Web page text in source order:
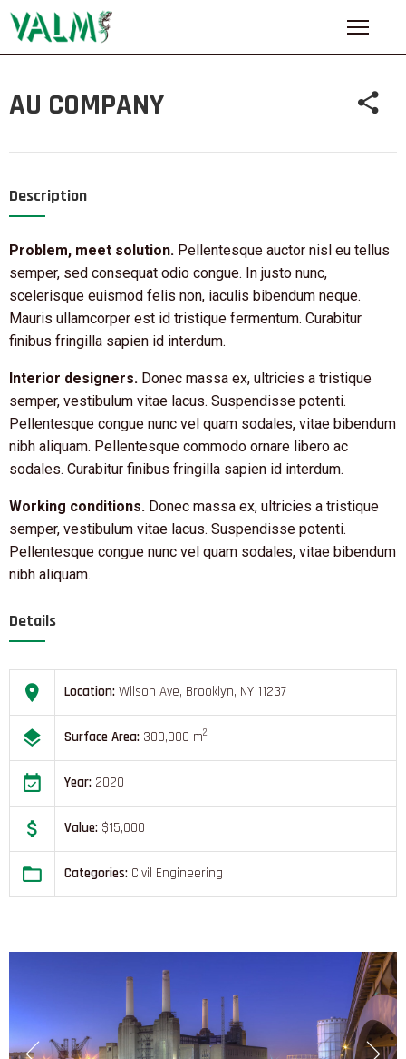
PARTNERI
BLOG
KONTAKT
AU COMPANY
Description
Problem, meet solution. Pellentesque auctor nisl eu tellus
semper, sed consequat odio congue. In justo nunc,
scelerisque euismod felis non, iaculis bibendum neque.
Mauris ullamcorper est id tristique fermentum. Curabitur
finibus fringilla sapien id interdum.
Interior designers. Donec massa ex, ultricies a tristique
semper, vestibulum vitae lacus. Suspendisse potenti.
Pellentesque congue nunc vel quam sodales, vitae bibendum
nibh aliquam. Pellentesque commodo ornare libero ac
sodales. Curabitur finibus fringilla sapien id interdum.
Working conditions. Donec massa ex, ultricies a tristique
semper, vestibulum vitae lacus. Suspendisse potenti.
Pellentesque congue nunc vel quam sodales, vitae bibendum
nibh aliquam.
Details
Location: Wilson Ave, Brooklyn, NY 11237
Surface Area: 300,000 m2
Year: 2020
Value: $15,000
Categories: Civil Engineering